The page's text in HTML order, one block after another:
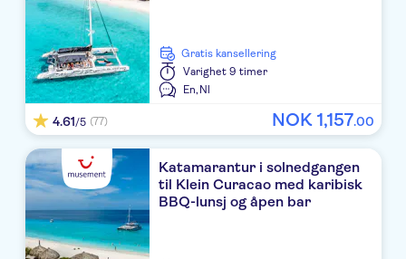
Inngangsbilletter inkludert
Rundtur med Lydguide
Official reseller
Prøvesmaking og middag
Toppattraksjoner
Andre idretter
Båtturer
Utflukt på elsparkesykkel
Rundturer til fots
Gratis kansellering
Varighet 9 timer
En,Nl
4.61/5 (77) NOK 1,157.00
Katamarantur i solnedgangen
til Klein Curacao med karibisk
BBQ-lunsj og åpen bar